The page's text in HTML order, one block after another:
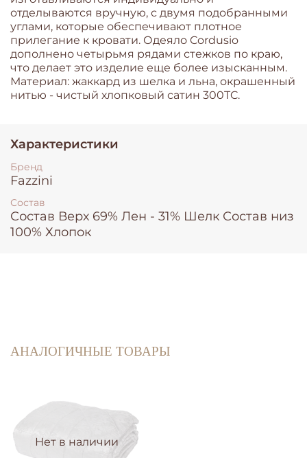
отделываются вручную, с двумя подобранными
углами, которые обеспечивают плотное
прилегание к кровати. Одеяло Cordusio
дополнено четырьмя рядами стежков по краю,
что делает это изделие еще более изысканным.
Материал: жаккард из шелка и льна, окрашенный
нитью - чистый хлопковый сатин 300TC.
Характеристики
Бренд
Fazzini
Состав
Состав Верх 69% Лен - 31% Шелк Состав низ
100% Хлопок
АНАЛОГИЧНЫЕ ТОВАРЫ
Нет в наличии